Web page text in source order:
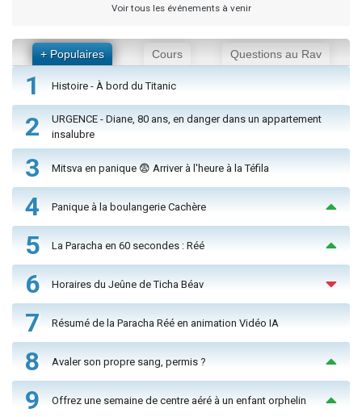
Voir tous les événements à venir
+ Populaires Cours Questions au Rav
1 Histoire - À bord du Titanic
2
URGENCE - Diane, 80 ans, en danger dans un appartement
insalubre
3 Mitsva en panique 😨 Arriver à l'heure à la Téfila
4 Panique à la boulangerie Cachère
5 La Paracha en 60 secondes : Réé
6 Horaires du Jeûne de Ticha Béav
7 Résumé de la Paracha Réé en animation Vidéo IA
8 Avaler son propre sang, permis ?
9 Offrez une semaine de centre aéré à un enfant orphelin